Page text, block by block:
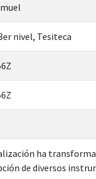
nivel, Tesiteca
ha
de diversos